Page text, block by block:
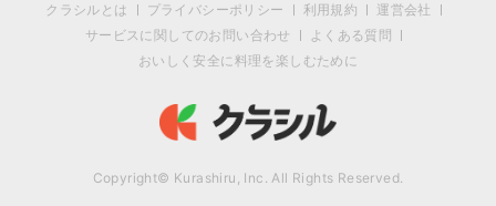
クラシルとは プライバシーポリシー 利用規約
運営会社
サービスに関してのお問い合わせ
よくある質問
おいしく安全に料理を楽しむために
Copyright© Kurashiru, Inc. All Rights Reserved.